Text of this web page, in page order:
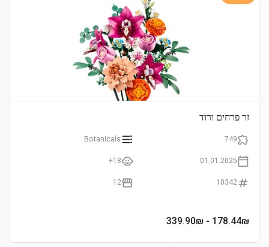
זר פרחים ורוד
749
Botanicals
01.01.2025
18+
10342
12
178.44₪
- 339.90₪